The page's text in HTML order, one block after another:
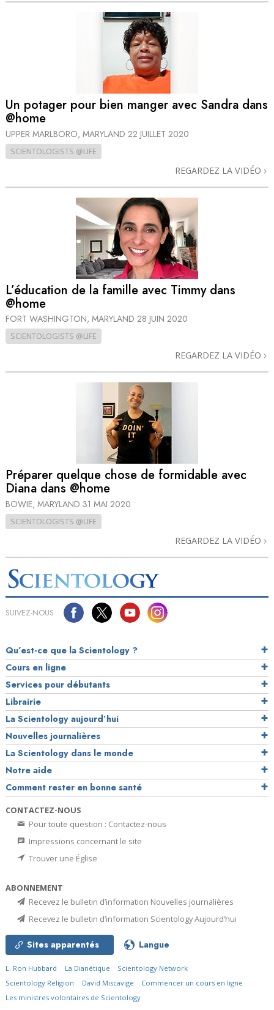
Un potager pour bien manger avec Sandra dans
@home
UPPER MARLBORO, MARYLAND 22 JUILLET 2020
SCIENTOLOGISTS @LIFE
REGARDEZ LA VIDÉO
L’éducation de la famille avec Timmy dans
@home
FORT WASHINGTON, MARYLAND 28 JUIN 2020
SCIENTOLOGISTS @LIFE
REGARDEZ LA VIDÉO
Préparer quelque chose de formidable avec
Diana dans @home
BOWIE, MARYLAND 31 MAI 2020
SCIENTOLOGISTS @LIFE
REGARDEZ LA VIDÉO
SUIVEZ-NOUS
Qu’est-ce que la Scientology ?
Cours en ligne
Services pour débutants
Librairie
La Scientology aujourd’hui
Nouvelles journalières
La Scientology dans le monde
Notre aide
Comment rester en bonne santé
CONTACTEZ-NOUS
Pour toute question : Contactez-nous
Impressions concernant le site
Trouver une Église
ABONNEMENT
Recevez le bulletin d’information Nouvelles journalières
Recevez le bulletin d’information Scientology Aujourd’hui
Sites apparentés Langue
L. Ron Hubbard La Dianétique
Scientology Network
Scientology Religion
David Miscavige
Commencer un cours en ligne
Les ministres volontaires de Scientology